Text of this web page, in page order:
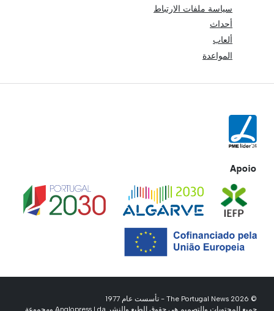
سياسة ملفات الارتباط
أحداث
ألعاب
المواعدة
Apoio
© 2026 The Portugal News - تأسست عام 1977